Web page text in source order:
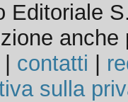
Editoriale
anche
contatti
sulla